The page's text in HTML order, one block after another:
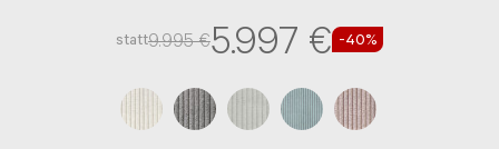
statt9.995 €5.997 € -40%